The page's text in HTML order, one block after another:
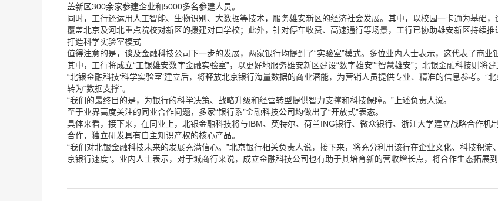
盖新区300余家参建企业和5000多名参建人员。
同时，工行还运用人工智能、生物识别、大数据等技术，服务雄安新区的经济社会发展。其中，以校园一卡通为基础
覆盖北京及河北重点院校对新区的援建对口学校；此外，针对停车收费、高速通行等场景，工行已协助雄安新区持续推
打造科学实验室模式
值得注意的是，谈及金融科技公司下一步的发展，两家银行均提到了“实验室”模式。多位业内人士表示，这代表了商业
其中，工行将成立“工银雄安数字金融实验室”，以更好地服务雄安新区建设“数字雄安”“智慧雄安”；北银金融科技则将建
“北银金融科技‘科学实验室’建立后，将释放北京银行海量数据的商业潜能，为营销人员提供专业、精准的信息参考。”
转为“数据支撑”。
“我们的最终目的是，为银行的科学决策、战略升级和经营转型提供智力支撑和科技保障。”上述负责人说。
至于业界高度关注的同业合作问题，多家“银行系”金融科技公司均做出了“开放式”表态。
具体来看，接下来，在同业上，北银金融科技将与IBM、英特尔、荷兰ING银行、微众银行、浙江大学建立战略合作
合作，独立研发具有自主知识产权的核心产品。
“我们对北银金融科技未来的发展充满信心。”北京银行相关负责人说，接下来，将充分利用该行在企业文化、科技积
京银行速度”。业内人士表示，对于城商行来说，成立金融科技公司也有助于其培育新的营收增长点，将合作生态拓展到